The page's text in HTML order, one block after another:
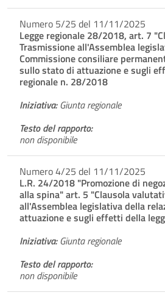
Numero 5/25 del 11/11/2025
Legge regionale 28/2018, art. 7
Trasmissione all'Assemblea
Commissione consiliare
sullo stato di attuazione e sugli
regionale n. 28/2018
Iniziativa:Giunta regionale
Testo del rapporto:
non disponibile
Numero 4/25 del 11/11/2025
L.R. 24/2018 "Promozione di
alla spina" art. 5 "Clausola
all'Assemblea legislativa della
attuazione e sugli effetti della
Iniziativa:Giunta regionale
Testo del rapporto:
non disponibile